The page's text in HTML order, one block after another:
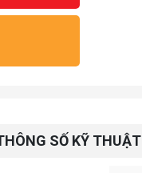
SỐ KỸ THUẬT